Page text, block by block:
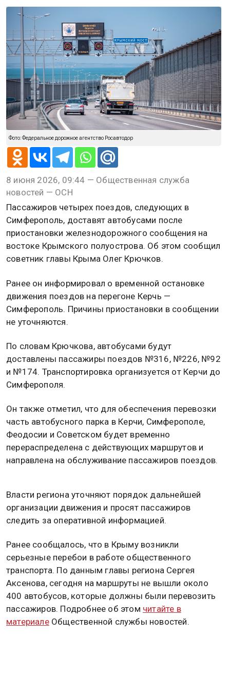
Фото: Федеральное дорожное агентство Росавтодор
8 июня 2026, 09:44 — Общественная служба
новостей — ОСН
Пассажиров четырех поездов, следующих в
Симферополь, доставят автобусами после
приостановки железнодорожного сообщения на
востоке Крымского полуострова. Об этом сообщил
советник главы Крыма Олег Крючков.
Ранее он информировал о временной остановке
движения поездов на перегоне Керчь —
Симферополь. Причины приостановки в сообщении
не уточняются.
По словам Крючкова, автобусами будут
доставлены пассажиры поездов №316, №226, №92
и №174. Транспортировка организуется от Керчи до
Симферополя.
Он также отметил, что для обеспечения перевозки
часть автобусного парка в Керчи, Симферополе,
Феодосии и Советском будет временно
перераспределена с действующих маршрутов и
направлена на обслуживание пассажиров поездов.
Власти региона уточняют порядок дальнейшей
организации движения и просят пассажиров
следить за оперативной информацией.
Ранее сообщалось, что в Крыму возникли
серьезные перебои в работе общественного
транспорта. По данным главы региона Сергея
Аксенова, сегодня на маршруты не вышли около
400 автобусов, которые должны были перевозить
пассажиров. Подробнее об этом читайте в
материалеОбщественной службы новостей.